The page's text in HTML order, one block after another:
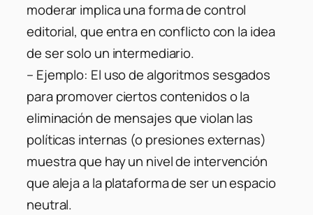
moderar implica una forma de control
editorial, que entra en conflicto con la idea
de ser solo un intermediario.
– Ejemplo: El uso de algoritmos sesgados
para promover ciertos contenidos o la
eliminación de mensajes que violan las
políticas internas (o presiones externas)
muestra que hay un nivel de intervención
que aleja a la plataforma de ser un espacio
neutral.